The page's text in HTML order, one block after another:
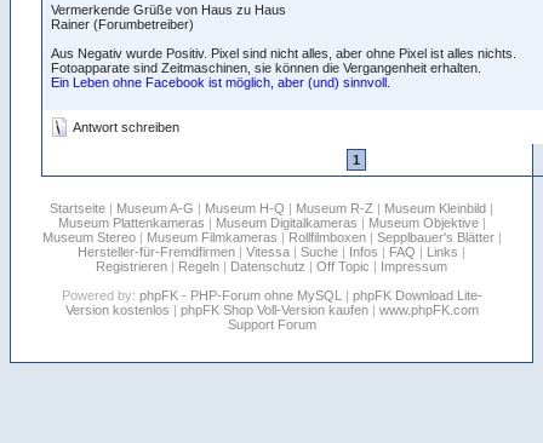
Vermerkende Grüße von Haus zu Haus
Rainer (Forumbetreiber)
Aus Negativ wurde Positiv. Pixel sind nicht alles, aber ohne Pixel ist alles nichts.
Fotoapparate sind Zeitmaschinen, sie können die Vergangenheit erhalten.
Ein Leben ohne Facebook ist möglich, aber (und) sinnvoll.
Antwort schreiben
1
Startseite | Museum A-G | Museum H-Q | Museum R-Z | Museum Kleinbild |
Museum Plattenkameras | Museum Digitalkameras | Museum Objektive|
Museum Stereo| Museum Filmkameras | Rollfilmboxen| Sepplbauer's Blätter|
Hersteller-für-Fremdfirmen | Vitessa | Suche | Infos | FAQ | Links |
Registrieren | Regeln | Datenschutz | Off Topic | Impressum
Powered by: phpFK - PHP-Forum ohne MySQL | phpFK Download Lite-
Version kostenlos | phpFK Shop Voll-Version kaufen| www.phpFK.com
Support Forum